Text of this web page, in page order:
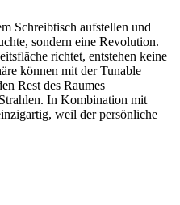
Schreibtisch aufstellen und
sondern eine Revolution.
richtet, entstehen keine
können mit der Tunable
Rest des Raumes
In Kombination mit
weil der persönliche